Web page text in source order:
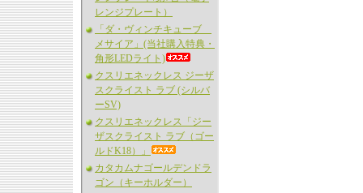
レンジプレート）
「ダ・ヴィンチキューブ
メサイア」(当社購入特典・
角形LEDライト)
クスリエネックレス ジーザ
スクライスト ラブ (シルバ
ーSV)
クスリエネックレス「ジー
ザスクライスト ラブ（ゴー
ルドK18）」
カタカムナゴールデンドラ
ゴン（キーホルダー）